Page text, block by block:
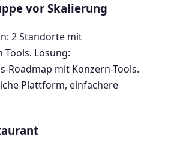
vor Skalierung
2 Standorte mit
Lösung:
Roadmap mit Konzern-Tools.
Plattform, einfachere